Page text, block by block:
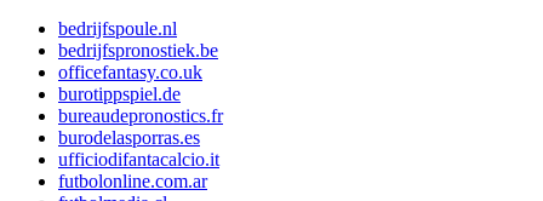
bedrijfspoule.nl
bedrijfspronostiek.be
officefantasy.co.uk
burotippspiel.de
bureaudepronostics.fr
burodelasporras.es
ufficiodifantacalcio.it
futbolonline.com.ar